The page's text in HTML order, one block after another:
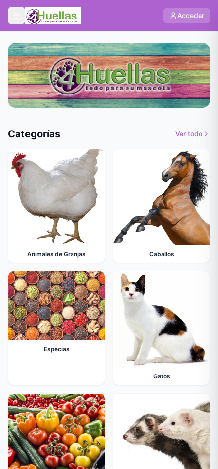
Acceder
Categorías Ver todo
Animales de Granjas Caballos
Especias
Gatos